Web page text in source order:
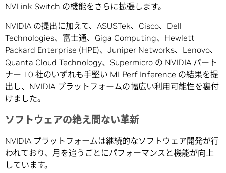
NVLink Switch の機能をさらに拡張します。
NVIDIA の提出に加えて、ASUSTek、Cisco、Dell
Technologies、富士通、Giga Computing、Hewlett
Packard Enterprise (HPE)、Juniper Networks、Lenovo、
Quanta Cloud Technology、Supermicro の NVIDIA パート
ナー 10 社のいずれも手堅い MLPerf Inference の結果を提
出し、NVIDIA プラットフォームの幅広い利用可能性を裏付
けました。
ソフトウェアの絶え間ない革新
NVIDIA プラットフォームは継続的なソフトウェア開発が行
われており、月を追うごとにパフォーマンスと機能が向上
しています。